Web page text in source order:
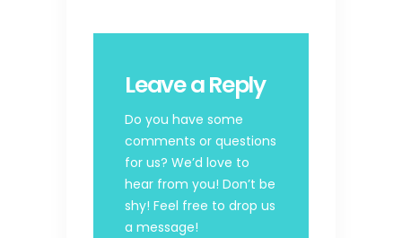
Leave a Reply
Do you have some
comments or questions
for us? We’d love to
hear from you! Don’t be
shy! Feel free to drop us
a message!